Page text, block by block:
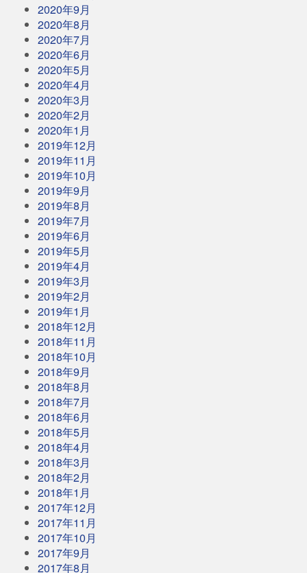
2020年9月
2020年8月
2020年7月
2020年6月
2020年5月
2020年4月
2020年3月
2020年2月
2020年1月
2019年12月
2019年11月
2019年10月
2019年9月
2019年8月
2019年7月
2019年6月
2019年5月
2019年4月
2019年3月
2019年2月
2019年1月
2018年12月
2018年11月
2018年10月
2018年9月
2018年8月
2018年7月
2018年6月
2018年5月
2018年4月
2018年3月
2018年2月
2018年1月
2017年12月
2017年11月
2017年10月
2017年9月
2017年8月